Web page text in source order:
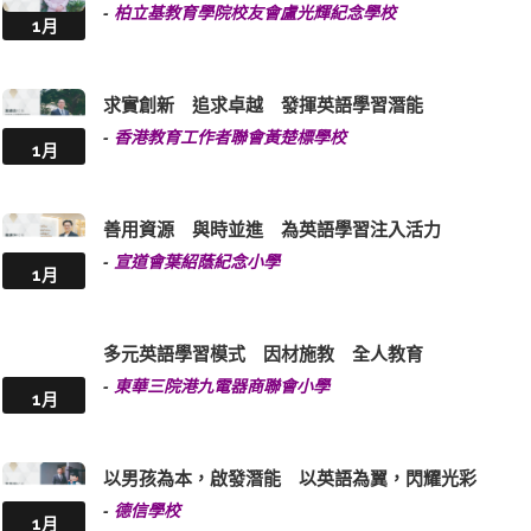
1月
- 柏立基教育學院校友會盧光輝紀念學校
1月
求實創新 追求卓越 發揮英語學習潛能
- 香港教育工作者聯會黃楚標學校
1月
善用資源 與時並進 為英語學習注入活力
- 宣道會葉紹蔭紀念小學
1月
多元英語學習模式 因材施教 全人教育
- 東華三院港九電器商聯會小學
1月
以男孩為本，啟發潛能 以英語為翼，閃耀光彩
- 德信學校